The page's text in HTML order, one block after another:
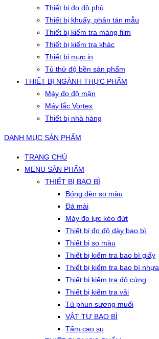
Thiết bị đo độ phủ
Thiết bị khuấy, phân tán mẫu
Thiết bị kiểm tra màng film
Thiết bị kiểm tra khác
Thiết bị mực in
Tủ thử độ bền sản phẩm
THIẾT BỊ NGÀNH THỰC PHẨM
Máy đo độ mặn
Máy lắc Vortex
Thiết bị nhà hàng
DANH MỤC SẢN PHẨM
TRANG CHỦ
MENU SẢN PHẨM
THIẾT BỊ BAO BÌ
Bóng đèn so màu
Đá mài
Máy đo lực kéo đứt
Thiết bị đo độ dày bao bì
Thiết bị so màu
Thiết bị kiểm tra bao bì giấy
Thiết bị kiểm tra bao bì nhựa
Thiết bị kiểm tra độ cứng
Thiết bị kiểm tra vải
Tủ phun sương muối
VẬT TƯ BAO BÌ
Tấm cao su